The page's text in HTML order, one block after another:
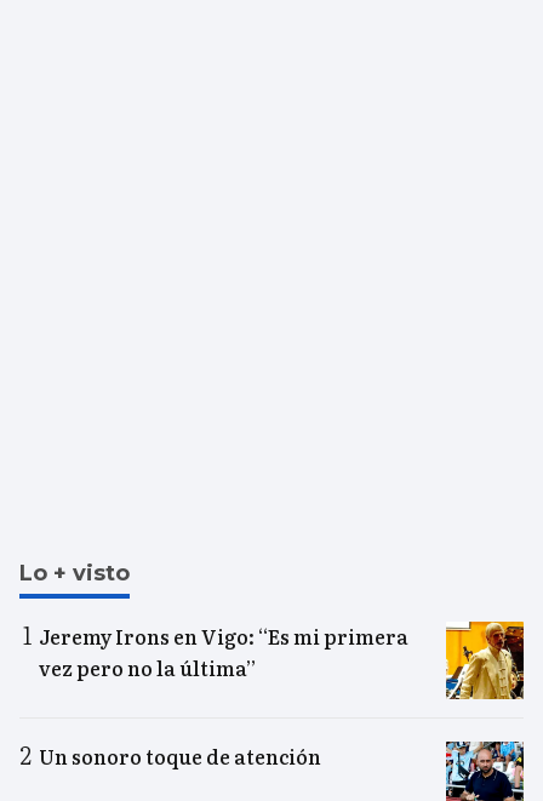
Lo + visto
Jeremy Irons en Vigo: “Es mi primera
vez pero no la última”
Un sonoro toque de atención